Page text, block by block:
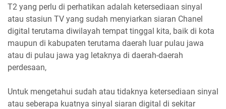
T2 yang perlu di perhatikan adalah ketersediaan sinyal
atau stasiun TV yang sudah menyiarkan siaran Chanel
digital terutama diwilayah tempat tinggal kita, baik di kota
maupun di kabupaten terutama daerah luar pulau jawa
atau di pulau jawa yag letaknya di daerah-daerah
perdesaan,
Untuk mengetahui sudah atau tidaknya ketersediaan sinyal
atau seberapa kuatnya sinyal siaran digital di sekitar